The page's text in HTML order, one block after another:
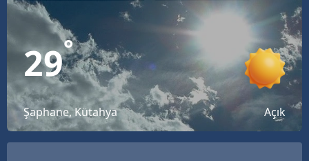
29°
Şaphane, Kütahya Açık